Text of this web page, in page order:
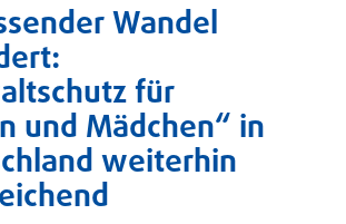
Wandel
für
und Mädchen“ in
weiterhin